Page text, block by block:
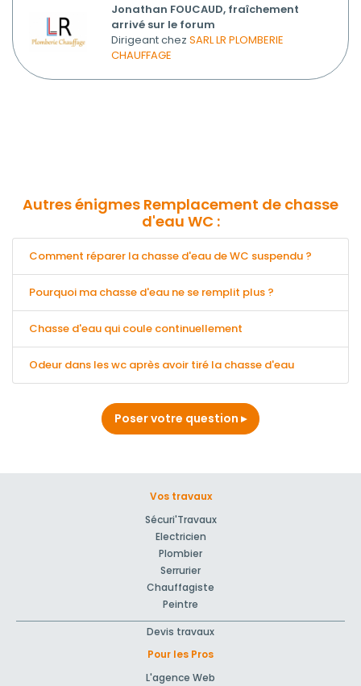
Jonathan FOUCAUD, fraîchement
arrivé sur le forum
Dirigeant chez SARL LR PLOMBERIE
CHAUFFAGE
Autres énigmes Remplacement de chasse
d'eau WC :
Comment réparer la chasse d'eau de WC suspendu ?
Pourquoi ma chasse d'eau ne se remplit plus ?
Chasse d'eau qui coule continuellement
Odeur dans les wc après avoir tiré la chasse d'eau
Poser votre question
Vos travaux
Sécuri'Travaux
Electricien
Plombier
Serrurier
Chauffagiste
Peintre
Devis travaux
Pour les Pros
L'agence Web